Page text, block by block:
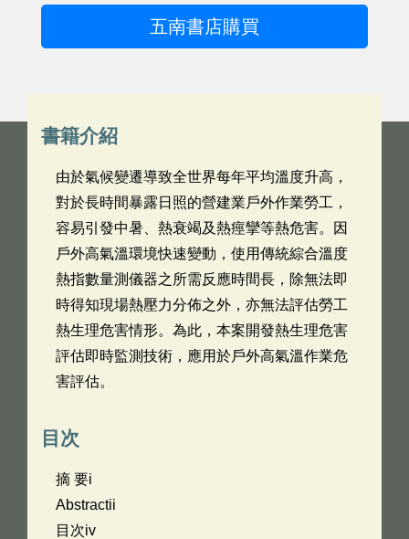
五南書店購買
書籍介紹
由於氣候變遷導致全世界每年平均溫度升高，
對於長時間暴露日照的營建業戶外作業勞工，
容易引發中暑、熱衰竭及熱痙攣等熱危害。因
戶外高氣溫環境快速變動，使用傳統綜合溫度
熱指數量測儀器之所需反應時間長，除無法即
時得知現場熱壓力分佈之外，亦無法評估勞工
熱生理危害情形。為此，本案開發熱生理危害
評估即時監測技術，應用於戶外高氣溫作業危
害評估。
目次
摘 要i
Abstractii
目次iv